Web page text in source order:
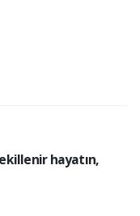
hayatın,